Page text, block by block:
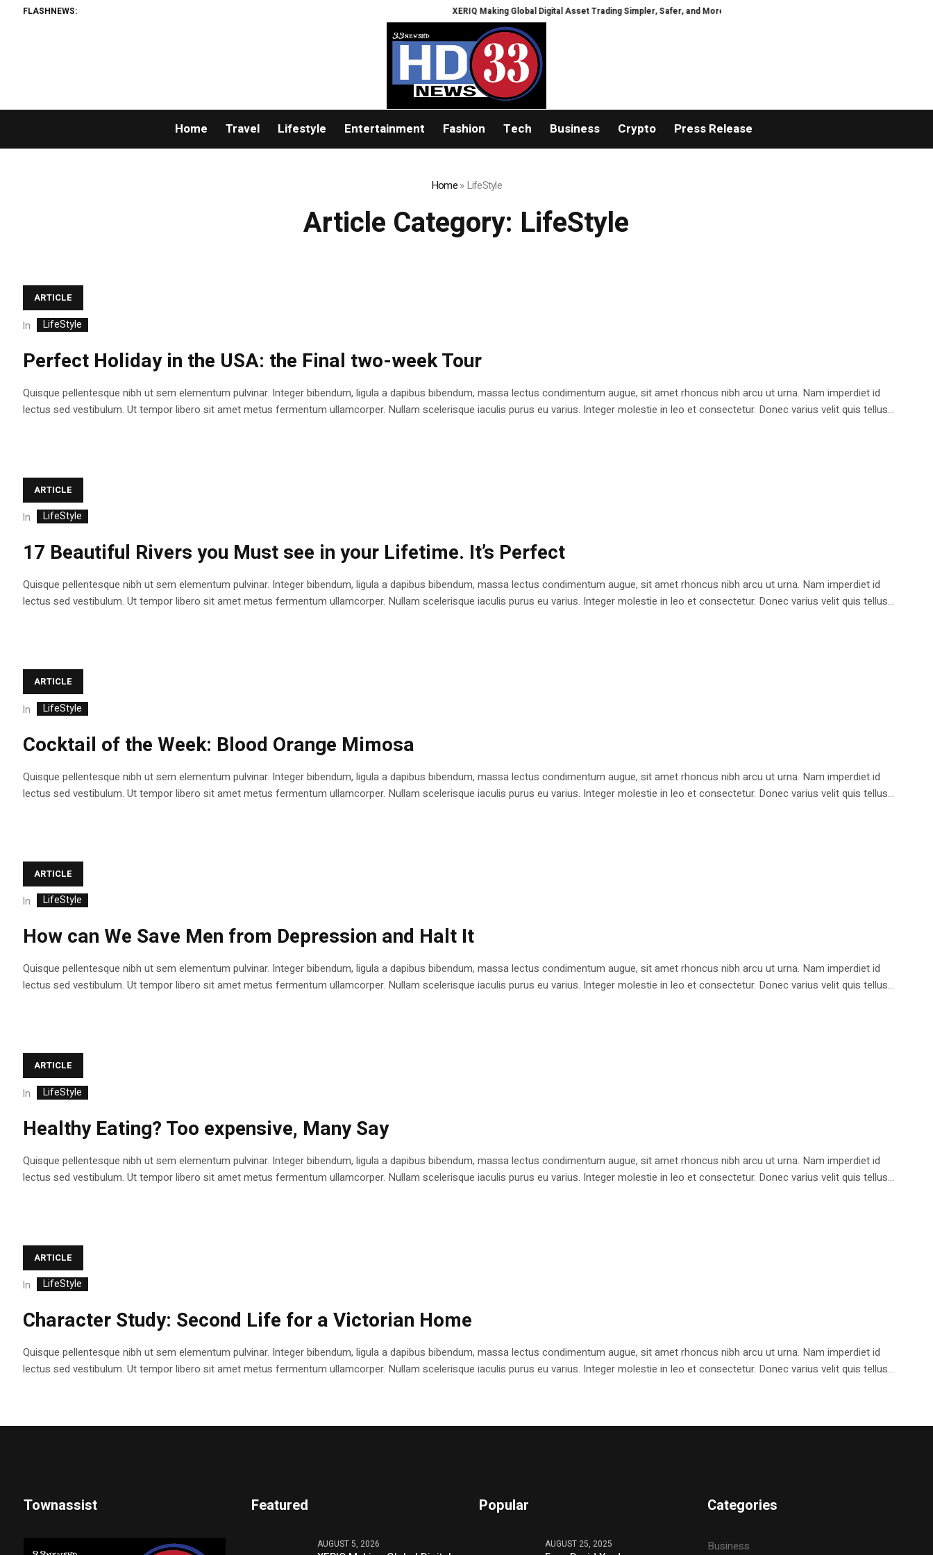
FLASHNEWS: XERIQ Making Global Digital Asset Trading Simpler, Safer, and More Efficient
Home Travel Lifestyle Entertainment Fashion Tech Business Crypto Press Release
Home»LifeStyle
Article Category: LifeStyle
ARTICLE
In LifeStyle
Perfect Holiday in the USA: the Final two-week Tour
Quisque pellentesque nibh ut sem elementum pulvinar. Integer bibendum, ligula a dapibus bibendum, massa lectus condimentum augue, sit amet rhoncus nibh arcu ut urna. Nam imperdiet id
lectus sed vestibulum. Ut tempor libero sit amet metus fermentum ullamcorper. Nullam scelerisque iaculis purus eu varius. Integer molestie in leo et consectetur. Donec varius velit quis tellus...
ARTICLE
In LifeStyle
17 Beautiful Rivers you Must see in your Lifetime. It’s Perfect
Quisque pellentesque nibh ut sem elementum pulvinar. Integer bibendum, ligula a dapibus bibendum, massa lectus condimentum augue, sit amet rhoncus nibh arcu ut urna. Nam imperdiet id
lectus sed vestibulum. Ut tempor libero sit amet metus fermentum ullamcorper. Nullam scelerisque iaculis purus eu varius. Integer molestie in leo et consectetur. Donec varius velit quis tellus...
ARTICLE
In LifeStyle
Cocktail of the Week: Blood Orange Mimosa
Quisque pellentesque nibh ut sem elementum pulvinar. Integer bibendum, ligula a dapibus bibendum, massa lectus condimentum augue, sit amet rhoncus nibh arcu ut urna. Nam imperdiet id
lectus sed vestibulum. Ut tempor libero sit amet metus fermentum ullamcorper. Nullam scelerisque iaculis purus eu varius. Integer molestie in leo et consectetur. Donec varius velit quis tellus...
ARTICLE
In LifeStyle
How can We Save Men from Depression and Halt It
Quisque pellentesque nibh ut sem elementum pulvinar. Integer bibendum, ligula a dapibus bibendum, massa lectus condimentum augue, sit amet rhoncus nibh arcu ut urna. Nam imperdiet id
lectus sed vestibulum. Ut tempor libero sit amet metus fermentum ullamcorper. Nullam scelerisque iaculis purus eu varius. Integer molestie in leo et consectetur. Donec varius velit quis tellus...
ARTICLE
In LifeStyle
Healthy Eating? Too expensive, Many Say
Quisque pellentesque nibh ut sem elementum pulvinar. Integer bibendum, ligula a dapibus bibendum, massa lectus condimentum augue, sit amet rhoncus nibh arcu ut urna. Nam imperdiet id
lectus sed vestibulum. Ut tempor libero sit amet metus fermentum ullamcorper. Nullam scelerisque iaculis purus eu varius. Integer molestie in leo et consectetur. Donec varius velit quis tellus...
ARTICLE
In LifeStyle
Character Study: Second Life for a Victorian Home
Quisque pellentesque nibh ut sem elementum pulvinar. Integer bibendum, ligula a dapibus bibendum, massa lectus condimentum augue, sit amet rhoncus nibh arcu ut urna. Nam imperdiet id
lectus sed vestibulum. Ut tempor libero sit amet metus fermentum ullamcorper. Nullam scelerisque iaculis purus eu varius. Integer molestie in leo et consectetur. Donec varius velit quis tellus...
Townassist Featured
AUGUST 5, 2026
Popular
AUGUST 25, 2025
Categories
Business